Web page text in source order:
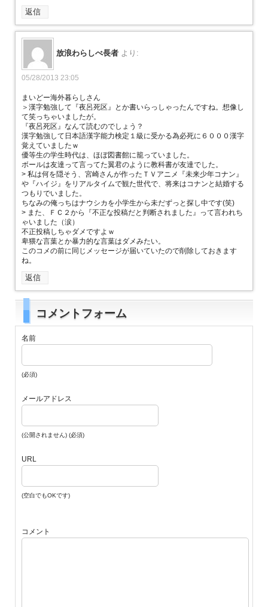
返信
放浪わらしべ長者 より:
05/28/2013 23:05
まいどー海外暮らしさん
＞漢字勉強して『夜呂死区』とか書いらっしゃったんですね。想像し
て笑っちゃいましたが。
『夜呂死区』なんて読むのでしょう？
漢字勉強して日本語漢字能力検定１級に受かる為必死に６０００漢字
覚えていましたｗ
優等生の学生時代は、ほぼ図書館に籠っていました。
ボールは友達って言ってた翼君のように教科書が友達でした。
> 私は何を隠そう、宮崎さんが作ったＴＶアニメ『未来少年コナン』
や『ハイジ』をリアルタイムで観た世代で、将来はコナンと結婚する
つもりでいました。
ちなみの俺っちはナウシカを小学生から未だずっと探し中です(笑)
> また、ＦＣ２から『不正な投稿だと判断されました』って言われち
ゃいました（涙）
不正投稿しちゃダメですよｗ
卑猥な言葉とか暴力的な言葉はダメみたい。
このコメの前に同じメッセージが届いていたので削除しておきます
ね。
返信
コメントフォーム
名前
(必須)
メールアドレス
(公開されません) (必須)
URL
(空白でもOKです)
コメント